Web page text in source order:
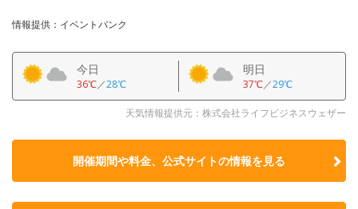
情報提供：イベントバンク
今日
36℃／28℃
明日
37℃／29℃
天気情報提供元：株式会社ライフビジネスウェザー
開催期間や料金、公式サイトの情報を見る